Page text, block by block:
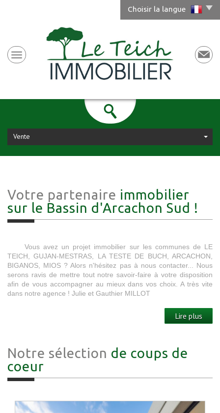
Choisir la langue
Vente
Votre partenaire immobilier
sur le Bassin d'Arcachon Sud !
Vous avez un projet immobilier sur les communes de LE
TEICH, GUJAN-MESTRAS, LA TESTE DE BUCH, ARCACHON,
BIGANOS, MIOS ? Alors n'hésitez pas à nous contacter... Nous
serons ravis de mettre tout notre savoir-faire à votre disposition
afin de vous accompagner au mieux dans vos choix. A très vite
dans notre agence ! Julie et Gauthier MILLOT
Lire plus
Notre sélection de coups de
coeur